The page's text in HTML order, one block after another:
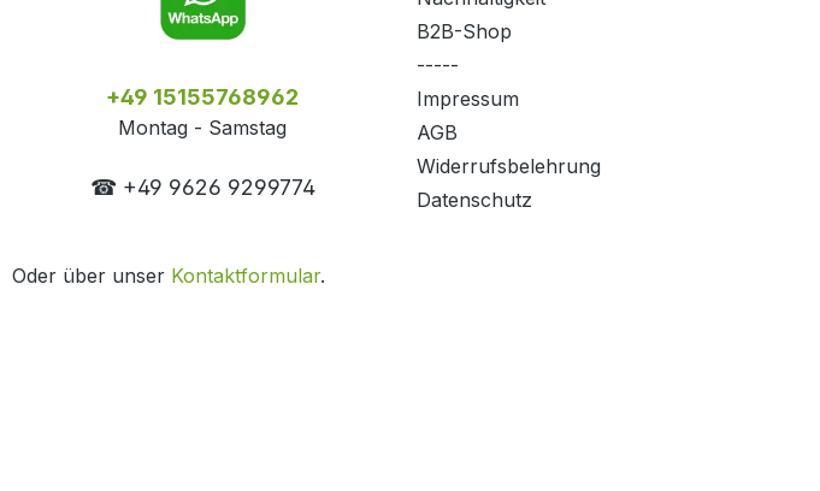
+49 15155768962
Montag - Samstag
☎ +49 9626 9299774
Oder über unser Kontaktformular.
B2B-Shop
-----
Impressum
AGB
Widerrufsbelehrung
Datenschutz